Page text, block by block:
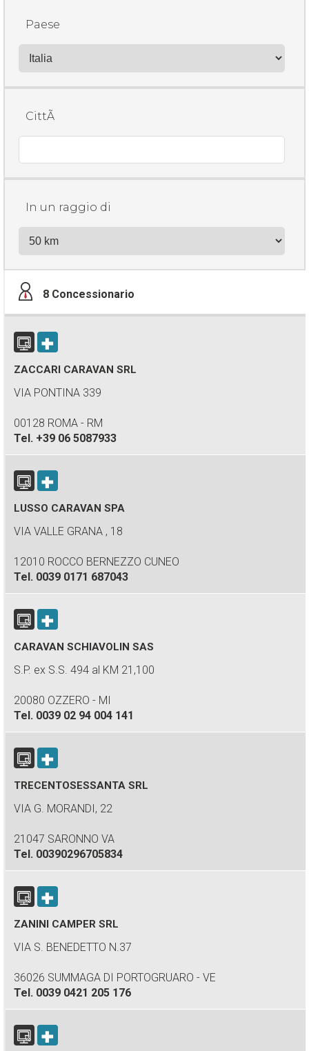
Paese
CittÃ
In un raggio di
8 Concessionario
ZACCARI CARAVAN SRL
VIA PONTINA 339
00128 ROMA - RM
Tel. +39 06 5087933
LUSSO CARAVAN SPA
VIA VALLE GRANA , 18
12010 ROCCO BERNEZZO CUNEO
Tel. 0039 0171 687043
CARAVAN SCHIAVOLIN SAS
S.P. ex S.S. 494 al KM 21,100
20080 OZZERO - MI
Tel. 0039 02 94 004 141
TRECENTOSESSANTA SRL
VIA G. MORANDI, 22
21047 SARONNO VA
Tel. 00390296705834
ZANINI CAMPER SRL
VIA S. BENEDETTO N.37
36026 SUMMAGA DI PORTOGRUARO - VE
Tel. 0039 0421 205 176